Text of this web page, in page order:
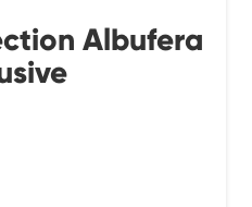
Albufera